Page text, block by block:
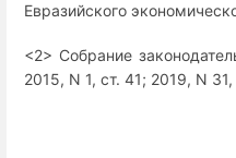
Евразийского
<2> Собрание
2015, N 1, ст. 41; 2019, N